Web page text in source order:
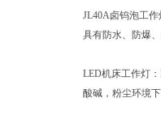
JL40A卤钨泡工作
具有防水、防爆
LED机床工作灯：
酸碱，粉尘环境下